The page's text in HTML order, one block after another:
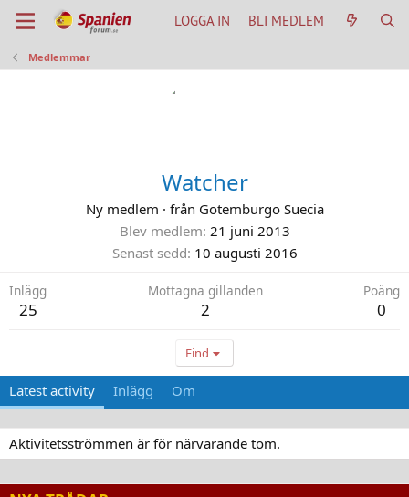
LOGGA IN BLI MEDLEM
Medlemmar
Watcher
Ny medlem · från Gotemburgo Suecia
Blev medlem 21 juni 2013
Senast sedd 10 augusti 2016
Inlägg
25
Mottagna gillanden
2
Poäng
0
Find
Latest activity Inlägg Om
Aktivitetsströmmen är för närvarande tom.